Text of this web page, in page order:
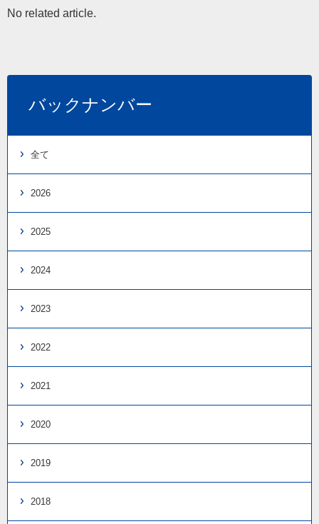
No related article.
バックナンバー
全て
2026
2025
2024
2023
2022
2021
2020
2019
2018